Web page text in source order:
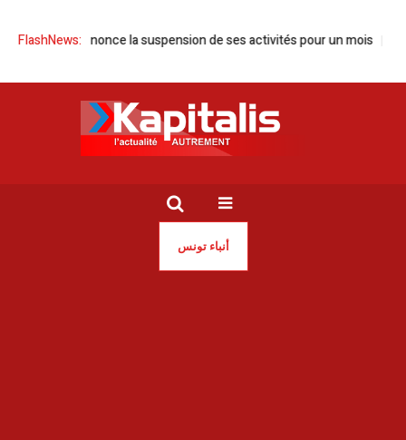
FlashNews:
Tunisie annonce la suspension de ses activités pour un mois
أنباء تونس